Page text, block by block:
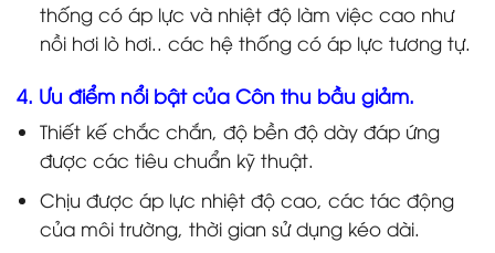
thống có áp lực và nhiệt độ làm việc cao như
nồi hơi lò hơi.. các hệ thống có áp lực tương tự.
4. Ưu điểm nổi bật của Côn thu bầu giảm.
Thiết kế chắc chắn, độ bền độ dày đáp ứng
được các tiêu chuẩn kỹ thuật.
Chịu được áp lực nhiệt độ cao, các tác động
của môi trường, thời gian sử dụng kéo dài.